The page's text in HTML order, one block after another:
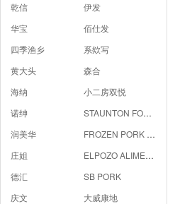
乾信
伊发
华宝
佰仕发
四季渔乡
系欸写
黄大头
森合
海纳
小二房双悦
诺绅
STAUNTON FOODS
润美华
FROZEN PORK FRONT HOCK BONE-IN
庄姐
ELPOZO ALIMENTACION
德汇
SB PORK
庆文
大威康地